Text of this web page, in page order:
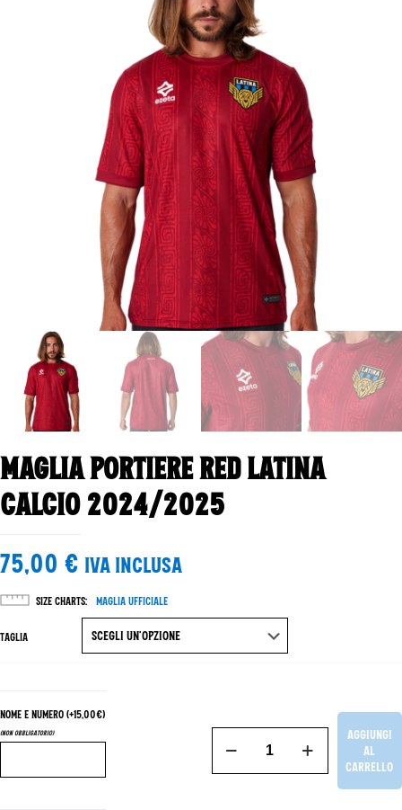
Maglia Portiere Red Latina
Calcio 2024/2025
75,00 € IVA Inclusa
Size Charts Maglia Ufficiale
Taglia
Nome e Numero (+15,00€)
(Non Obbligatorio)
Portiere
Aggiungi
al
carrello